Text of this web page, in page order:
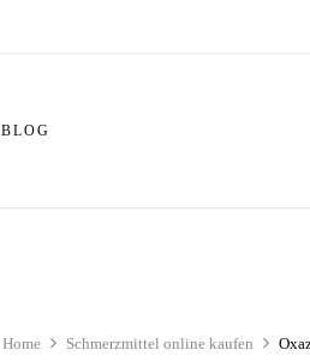
BLOG
Home Schmerzmittel online kaufen